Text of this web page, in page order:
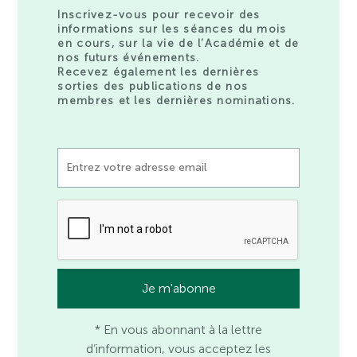
Inscrivez-vous pour recevoir des
informations sur les séances du mois
en cours, sur la vie de l’Académie et de
nos futurs événements.
Recevez également les dernières
sorties des publications de nos
membres et les dernières nominations.
* En vous abonnant à la lettre
d’information, vous acceptez les